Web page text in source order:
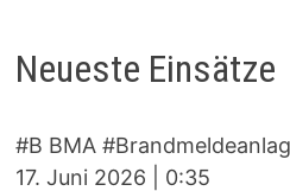
Neueste Einsätze
#B BMA
17. Juni 2026
0:35